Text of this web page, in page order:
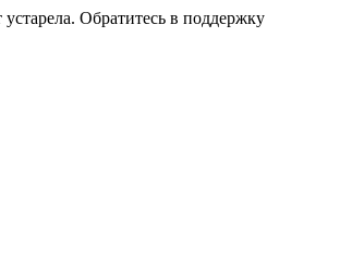
Обратитесь в поддержку